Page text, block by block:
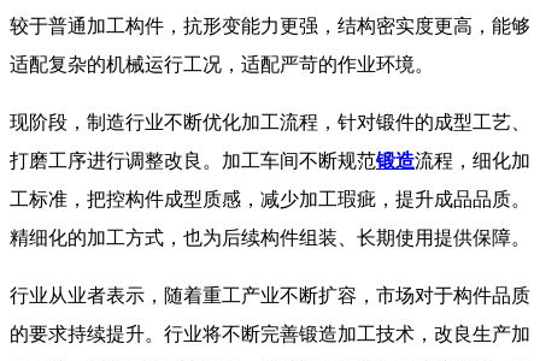
较于普通加工构件，抗形变能力更强，结构密实度更高，能够
适配复杂的机械运行工况，适配严苛的作业环境。
现阶段，制造行业不断优化加工流程，针对锻件的成型工艺、
打磨工序进行调整改良。加工车间不断规范锻造流程，细化加
工标准，把控构件成型质感，减少加工瑕疵，提升成品品质。
精细化的加工方式，也为后续构件组装、长期使用提供保障。
行业从业者表示，随着重工产业不断扩容，市场对于构件品质
的要求持续提升。行业将不断完善锻造加工技术，改良生产加